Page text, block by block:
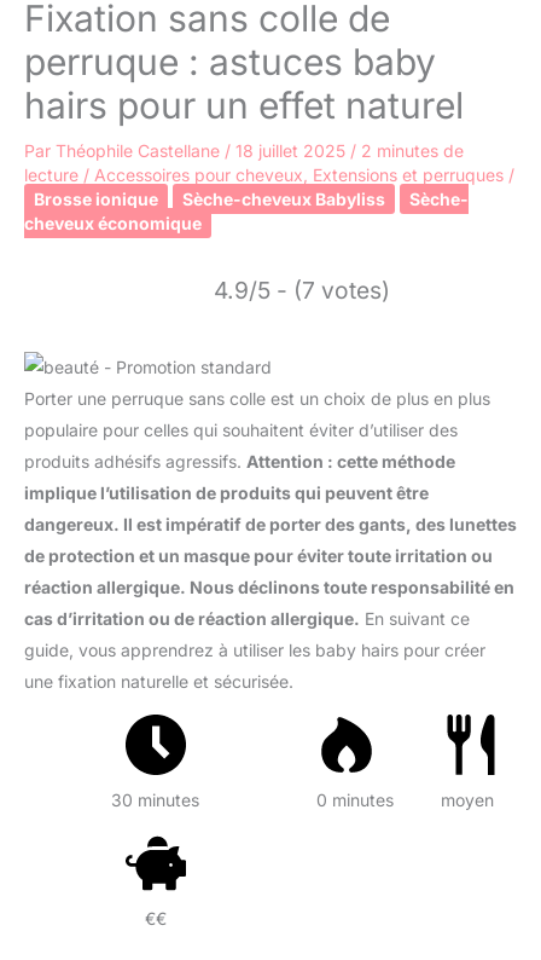
Fixation sans colle de
perruque : astuces baby
hairs pour un effet naturel
Par Théophile Castellane / 18 juillet 2025 / 2 minutes de
lecture / Accessoires pour cheveux Extensions et perruques /
Brosse ionique
Sèche-cheveux Babyliss
Sèche-
cheveux économique
4.9/5 - (7 votes)
Porter une perruque sans colle est un choix de plus en plus
populaire pour celles qui souhaitent éviter d’utiliser des
produits adhésifs agressifs. Attention : cette méthode
implique l’utilisation de produits qui peuvent être
dangereux. Il est impératif de porter des gants, des lunettes
de protection et un masque pour éviter toute irritation ou
réaction allergique. Nous déclinons toute responsabilité en
cas d’irritation ou de réaction allergique. En suivant ce
guide, vous apprendrez à utiliser les baby hairs pour créer
une fixation naturelle et sécurisée.
30 minutes 0 minutes moyen
€€